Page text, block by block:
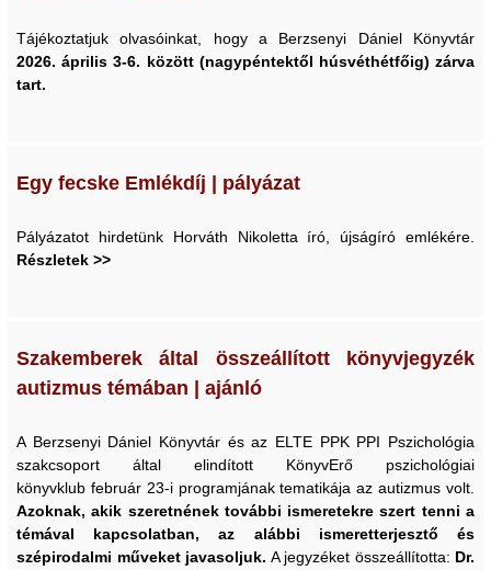
Tájékoztatjuk olvasóinkat, hogy a Berzsenyi Dániel Könyvtár
2026. április 3-6. között (nagypéntektől húsvéthétfőig) zárva
tart.
Egy fecske Emlékdíj | pályázat
Pályázatot hirdetünk Horváth Nikoletta író, újságíró emlékére.
Részletek >>
Szakemberek által összeállított könyvjegyzék
autizmus témában | ajánló
A Berzsenyi Dániel Könyvtár és az ELTE PPK PPI Pszichológia
szakcsoport által elindított KönyvErő pszichológiai
könyvklub február 23-i programjának tematikája az autizmus volt.
Azoknak, akik szeretnének további ismeretekre szert tenni a
témával kapcsolatban, az alábbi ismeretterjesztő és
szépirodalmi műveket javasoljuk. A jegyzéket összeállította: Dr.